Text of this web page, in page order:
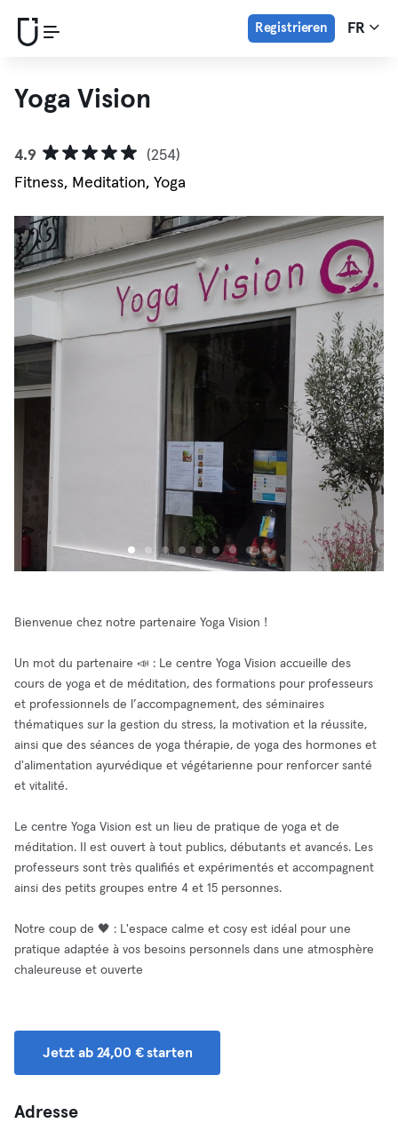
Registrieren FR
Yoga Vision
4.9
(254)
Fitness, Meditation, Yoga
Bienvenue chez notre partenaire Yoga Vision !
Un mot du partenaire 📣 : Le centre Yoga Vision accueille des
cours de yoga et de méditation, des formations pour professeurs
et professionnels de l’accompagnement, des séminaires
thématiques sur la gestion du stress, la motivation et la réussite,
ainsi que des séances de yoga thérapie, de yoga des hormones et
d'alimentation ayurvédique et végétarienne pour renforcer santé
et vitalité.
Le centre Yoga Vision est un lieu de pratique de yoga et de
méditation. Il est ouvert à tout publics, débutants et avancés. Les
professeurs sont très qualifiés et expérimentés et accompagnent
ainsi des petits groupes entre 4 et 15 personnes.
Notre coup de 🖤 : L'espace calme et cosy est idéal pour une
pratique adaptée à vos besoins personnels dans une atmosphère
chaleureuse et ouverte
Jetzt ab 24,00 € starten
Adresse